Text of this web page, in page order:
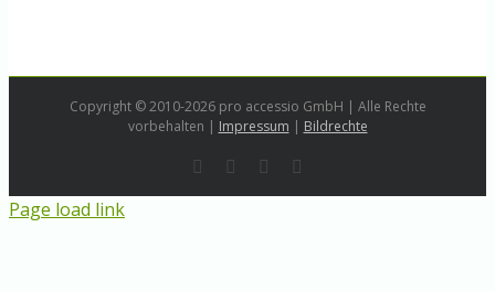
Copyright © 2010-2026 pro accessio GmbH | Alle Rechte
vorbehalten | Impressum | Bildrechte
LinkedInInstagram
Page load link